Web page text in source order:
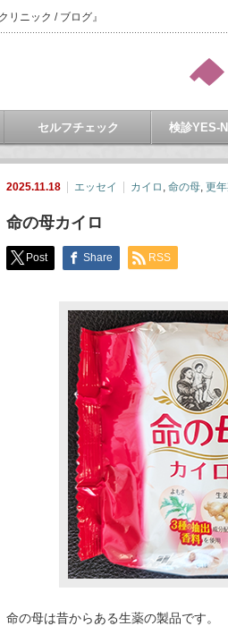
ニック / ブログ』
セルフチェック 検診YES-
2025.11.18 エッセイ カイロ , 命の母, 更
命の母カイロ
Post Share RSS
命の母は昔からある生薬の製品です。